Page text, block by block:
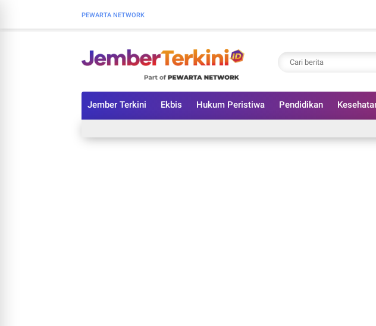
PEWARTA NETWORK
Jember Terkini Ekbis Hukum Peristiwa Pendidikan